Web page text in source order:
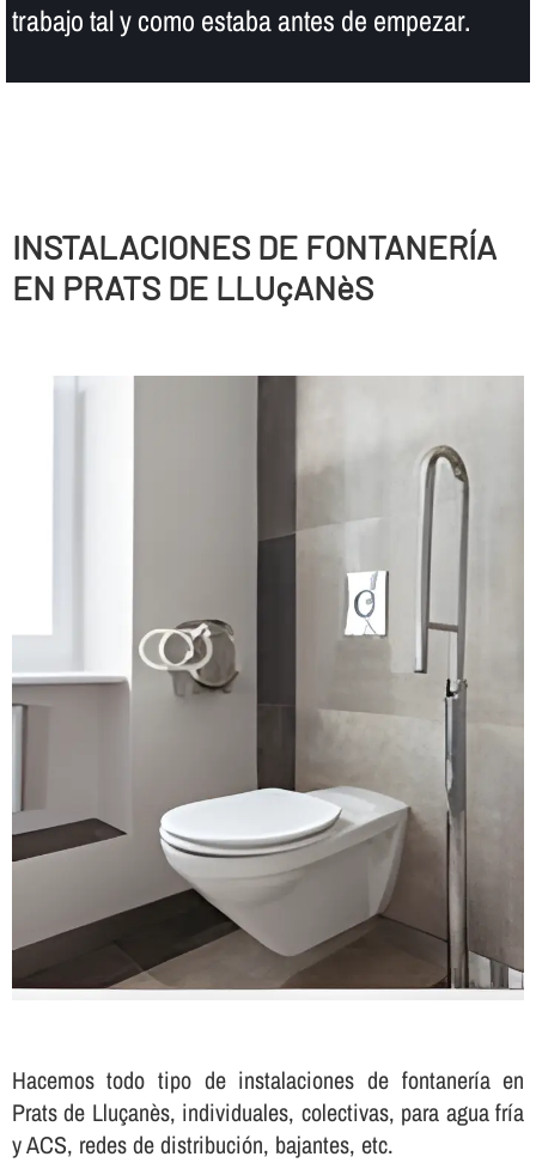
trabajo tal y como estaba antes de empezar.
INSTALACIONES DE FONTANERÍ­A
EN PRATS DE LLUçANèS
Hacemos todo tipo de instalaciones de fontanerí­a en
Prats de Lluçanès, individuales, colectivas, para agua frí­a
y ACS, redes de distribución, bajantes, etc.